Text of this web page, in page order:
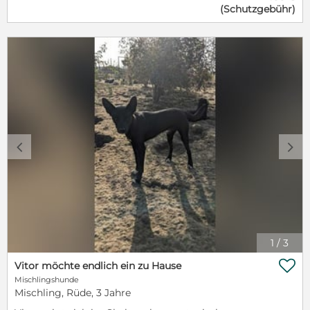
der Leine - all das kennt der hübsche Schatz noch
nicht. Deshalb möchte und muss Diamant in ihrem
neuen Zuhause auch noch ganz viel lernen. Dabei
müssen ihre neuen Lieblingsmenschen unbedingt in
kleinen Schritten vorgehen und nicht sofort zuviel
von der süßen Maus erwarten. Ebenso sollte man
sich bewusst sein, dass ein Welpe nicht nur Spaß
bedeutet, sondern auch ganz viel Arbeit. Bist du
bereit, dich dieser wundervollen aber auch
anstrengenden Herausforderung zu stellen?
Diamant packt schon einmal ihren Koffer und freut
sich auf Post von euch, ankommen wird Diamant
dann geimpft, gechipt, entwurmt und mit einem EU
- Heimtierausweis. Sollte Diamant nun Deine
Interesse geweckt oder gar Dein Herz erobert haben,
so schau dir doch gerne unseren Vermittlungsablauf
auf unsere Homepage an.
https://www.tierseelenrettung.de/hundeseelen/
(Schutzgebühr)
1 / 3
c d
Vitor möchte endlich ein zu Hause
Mischlingshunde
Mischling, Rüde, 3 Jahre
